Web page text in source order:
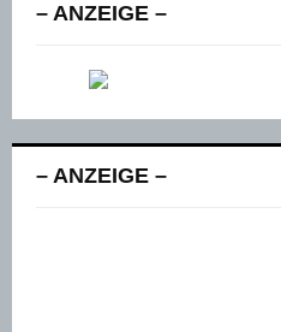
– ANZEIGE –
– ANZEIGE –